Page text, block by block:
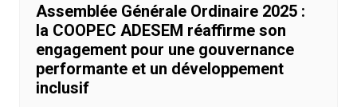
Assemblée Générale Ordinaire 2025 :
la COOPEC ADESEM réaffirme son
engagement pour une gouvernance
performante et un développement
inclusif